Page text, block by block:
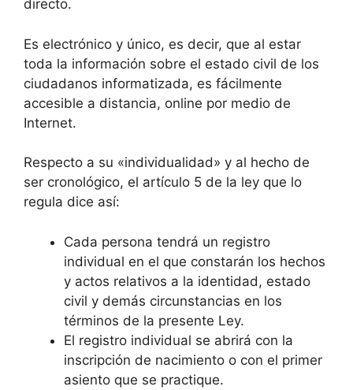
directo.
Es electrónico y único, es decir, que al estar
toda la información sobre el estado civil de los
ciudadanos informatizada, es fácilmente
accesible a distancia, online por medio de
Internet.
Respecto a su «individualidad» y al hecho de
ser cronológico, el artículo 5 de la ley que lo
regula dice así:
Cada persona tendrá un registro
individual en el que constarán los hechos
y actos relativos a la identidad, estado
civil y demás circunstancias en los
términos de la presente Ley.
El registro individual se abrirá con la
inscripción de nacimiento o con el primer
asiento que se practique.